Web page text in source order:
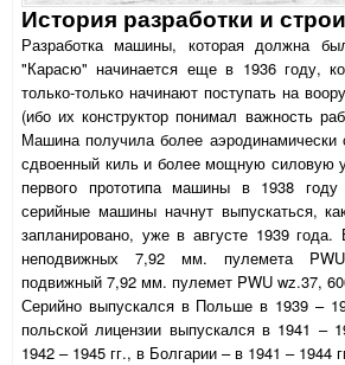
История разработки и
Разработка машины, которая должна
"Карасю" начинается еще в 1936 году,
только-только начинают поступать на
(ибо их конструктор понимал важность
Машина получила более
сдвоенный киль и более мощную силовую
первого прототипа машины в 1938
серийные машины начнут выпускаться,
запланировано, уже в августе 1939
неподвижных 7,92 мм. пулемета
подвижный 7,92 мм. пулемет PWU wz.37,
Серийно выпускался в Польше в 1939 –
польской лицензии выпускался в 1941 –
1942 – 1945 гг., в Болгарии – в 1941 – 1944